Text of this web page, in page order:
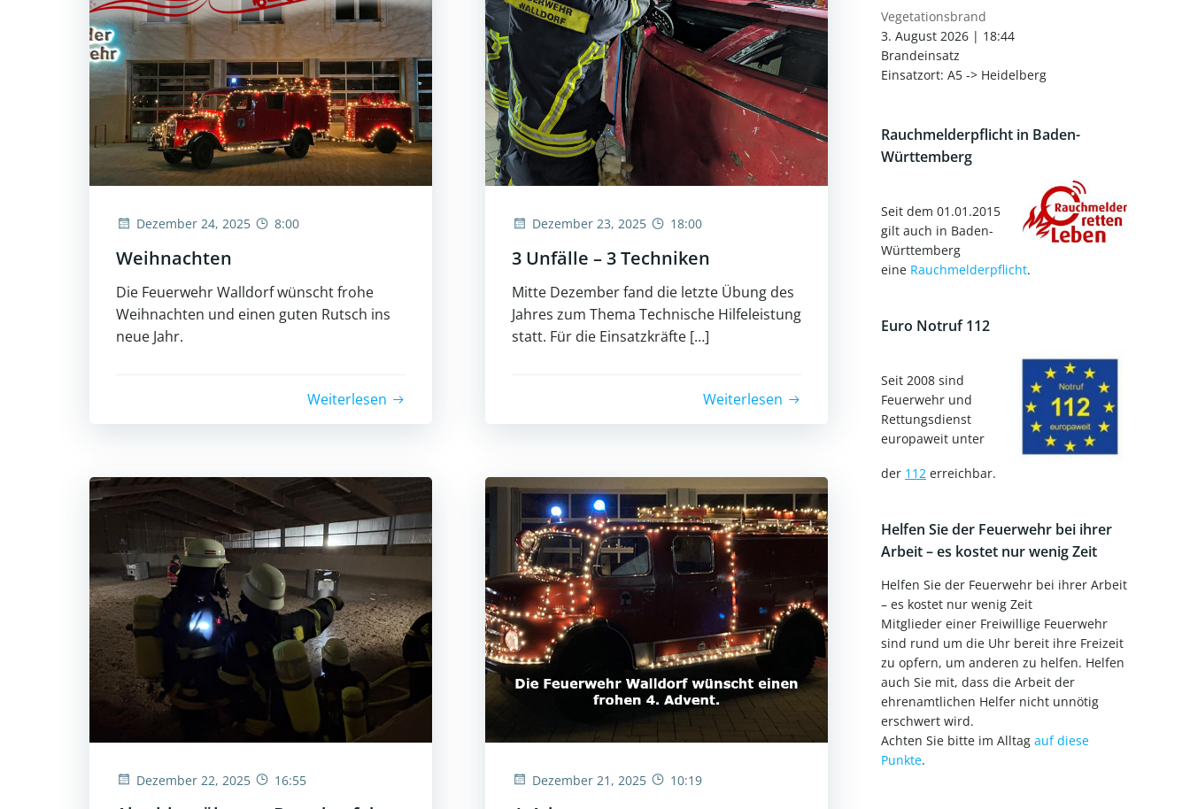
Dezember 24, 2025 8:00
Weihnachten
Die Feuerwehr Walldorf wünscht frohe
Weihnachten und einen guten Rutsch ins
neue Jahr.
Weiterlesen
Dezember 23, 2025 18:00
3 Unfälle – 3 Techniken
Mitte Dezember fand die letzte Übung des
Jahres zum Thema Technische Hilfeleistung
statt. Für die Einsatzkräfte […]
Weiterlesen
Dezember 22, 2025 16:55 Dezember 21, 2025 10:19
Vegetationsbrand
3. August 2026 | 18:44
Brandeinsatz
Einsatzort: A5 -> Heidelberg
Rauchmelderpflicht in Baden-
Württemberg
Seit dem 01.01.2015
gilt auch in Baden-
Württemberg
eine Rauchmelderpflicht.
Euro Notruf 112
Seit 2008 sind
Feuerwehr und
Rettungsdienst
europaweit unter
der 112 erreichbar.
Helfen Sie der Feuerwehr bei ihrer
Arbeit – es kostet nur wenig Zeit
Helfen Sie der Feuerwehr bei ihrer Arbeit
– es kostet nur wenig Zeit
Mitglieder einer Freiwillige Feuerwehr
sind rund um die Uhr bereit ihre Freizeit
zu opfern, um anderen zu helfen. Helfen
auch Sie mit, dass die Arbeit der
ehrenamtlichen Helfer nicht unnötig
erschwert wird.
Achten Sie bitte im Alltag auf diese
Punkte.